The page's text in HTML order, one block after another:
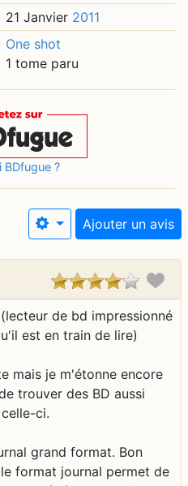
21 Janvier 2011
One shot
1 tome paru
BDfugue ?
Ajouter un avis
de bd impressionné
est en train de lire)
mais je m'étonne encore
trouver des BD aussi
ci.
grand format. Bon
format journal permet de